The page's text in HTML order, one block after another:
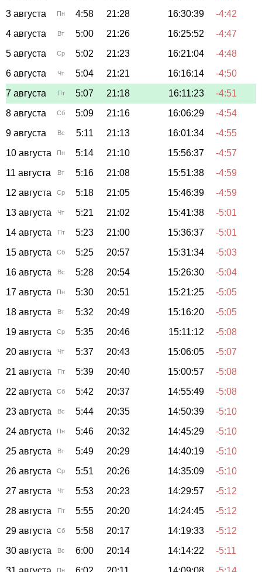
3 августа
Пн 4:58 21:28 16:30:39
-4:42
4 августа
Вт 5:00 21:26 16:25:52
-4:47
5 августа
Ср 5:02 21:23 16:21:04
-4:48
6 августа
Чт 5:04 21:21 16:16:14
-4:50
7 августа
Пт 5:07 21:18 16:11:23
-4:51
8 августа
Сб 5:09 21:16 16:06:29
-4:54
9 августа
Вс 5:11 21:13 16:01:34
-4:55
10 августа
Пн 5:14 21:10 15:56:37
-4:57
11 августа
Вт 5:16 21:08 15:51:38
-4:59
12 августа
Ср 5:18 21:05 15:46:39
-4:59
13 августа
Чт 5:21 21:02 15:41:38
-5:01
14 августа
Пт 5:23 21:00 15:36:37
-5:01
15 августа
Сб 5:25 20:57 15:31:34
-5:03
16 августа
Вс 5:28 20:54 15:26:30
-5:04
17 августа
Пн 5:30 20:51 15:21:25
-5:05
18 августа
Вт 5:32 20:49 15:16:20
-5:05
19 августа
Ср 5:35 20:46 15:11:12
-5:08
20 августа
Чт 5:37 20:43 15:06:05
-5:07
21 августа
Пт 5:39 20:40 15:00:57
-5:08
22 августа
Сб 5:42 20:37 14:55:49
-5:08
23 августа
Вс 5:44 20:35 14:50:39
-5:10
24 августа
Пн 5:46 20:32 14:45:29
-5:10
25 августа
Вт 5:49 20:29 14:40:19
-5:10
26 августа
Ср 5:51 20:26 14:35:09
-5:10
27 августа
Чт 5:53 20:23 14:29:57
-5:12
28 августа
Пт 5:55 20:20 14:24:45
-5:12
29 августа
Сб 5:58 20:17 14:19:33
-5:12
30 августа
Вс 6:00 20:14 14:14:22
-5:11
Пн